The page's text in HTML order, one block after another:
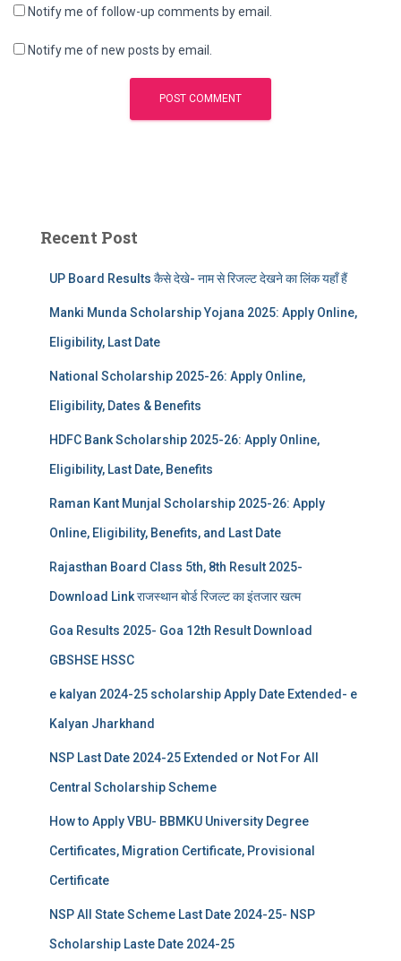
Notify me of follow-up comments by email.
Notify me of new posts by email.
Recent Post
UP Board Results कैसे देखे- नाम से रिजल्ट देखने का लिंक यहाँ हैं
Manki Munda Scholarship Yojana 2025: Apply Online,
Eligibility, Last Date
National Scholarship 2025-26: Apply Online,
Eligibility, Dates & Benefits
HDFC Bank Scholarship 2025-26: Apply Online,
Eligibility, Last Date, Benefits
Raman Kant Munjal Scholarship 2025-26: Apply
Online, Eligibility, Benefits, and Last Date
Rajasthan Board Class 5th, 8th Result 2025-
Download Link राजस्थान बोर्ड रिजल्‍ट का इंतजार खत्‍म
Goa Results 2025- Goa 12th Result Download
GBSHSE HSSC
e kalyan 2024-25 scholarship Apply Date Extended- e
Kalyan Jharkhand
NSP Last Date 2024-25 Extended or Not For All
Central Scholarship Scheme
How to Apply VBU- BBMKU University Degree
Certificates, Migration Certificate, Provisional
Certificate
NSP All State Scheme Last Date 2024-25- NSP
Scholarship Laste Date 2024-25